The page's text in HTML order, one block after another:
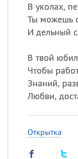
В уколах,
Ты можешь
И дельный
В твой
Чтобы
Знаний,
Любви,
Открытка